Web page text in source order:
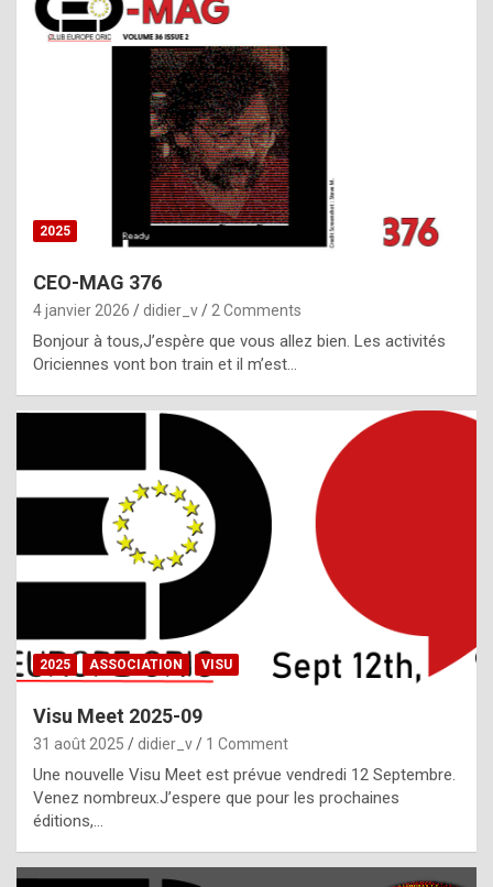
h
i
s
t
o
r
p
e
c
i
l
,
g
h
t
f
2025
CEO-MAG 376
4 janvier 2026 didier_v 2 Comments
Bonjour à tous,J’espère que vous allez bien. Les activités
Oriciennes vont bon train et il m’est…
2025 ASSOCIATION VISU
Visu Meet 2025-09
31 août 2025 didier_v 1 Comment
Une nouvelle Visu Meet est prévue vendredi 12 Septembre.
Venez nombreux.J’espere que pour les prochaines
éditions,…